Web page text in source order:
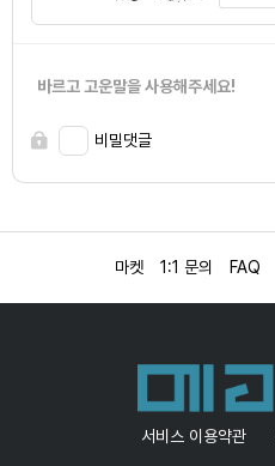
바르고 고운말을 사용해주세요!
비밀댓글
마켓 1:1 문의 FAQ
서비스 이용약관